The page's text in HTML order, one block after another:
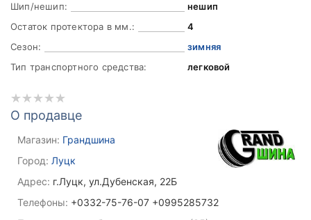
Шип/нешип:
нешип
Остаток протектора в мм.:
4
Сезон:
зимняя
Тип транспортного средства:
легковой
О продавце
Магазин: Грандшина
Город: Луцк
Адрес: г.Луцк, ул.Дубенская, 22Б
Телефоны: +0332-75-76-07 +0995285732